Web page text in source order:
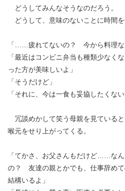
どうしてみんなそうなのだろう。
どうして、意味のないことに時間を
「……疲れてないの？ 今から料理な
「最近はコンビニ弁当も種類少なく
った方が美味しいよ」
「そうだけど」
「それに、今は一食も妥協したくない
冗談めかして笑う母親を見ている
喉元をせり上がってくる。
「てかさ、お父さんもだけど……な
の？ 友達の親とかでも、仕事辞め
結構いるよ」